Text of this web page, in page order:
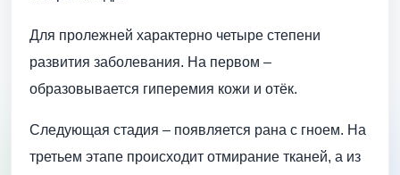
Для пролежней характерно четыре степени
развития заболевания. На первом –
образовывается гиперемия кожи и отёк.
Следующая стадия – появляется рана с гноем. На
третьем этапе происходит отмирание тканей, а из